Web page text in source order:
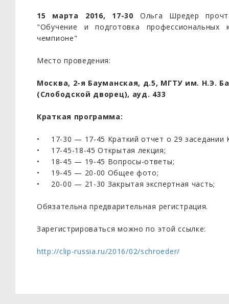
15 марта 2016, 17-30 Ольга Шредер
"Обучение и подготовка
чемпионе"
Место проведения:
Москва, 2-я Бауманская, д.5, МГТУ им. Н.Э.
(Слободской дворец), ауд. 433
Краткая программа:
17-30 — 17-45 Краткий отчет о 29
17-45-18-45 Открытая лекция;
18-45 — 19-45 Вопросы-ответы;
19-45 — 20-00 Общее фото;
20-00 — 21-30 Закрытая экспертная часть;
Обязательна предварительная регистрация.
Зарегистрироваться можно по этой ссылке:
http://clip-russia.ru/2016/02/schroeder/